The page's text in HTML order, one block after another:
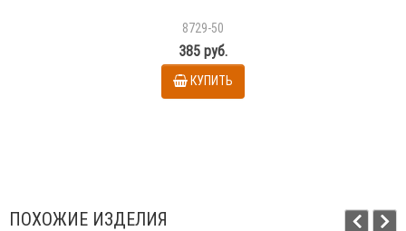
8729-50
385 руб.
КУПИТЬ
ПОХОЖИЕ ИЗДЕЛИЯ